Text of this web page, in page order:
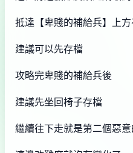
抵達【卑賤的補給兵】上
建議可以先存檔
攻略完卑賤的補給兵後
建議先坐回椅子存檔
繼續往下走就是第二個惡